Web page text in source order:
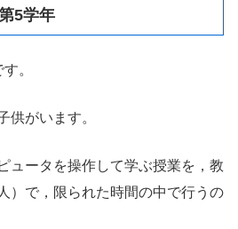
5学年
。
供がいます。
ュータを操作して学ぶ授業を，教
）で，限られた時間の中で行うの